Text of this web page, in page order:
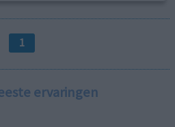
1
ervaringen